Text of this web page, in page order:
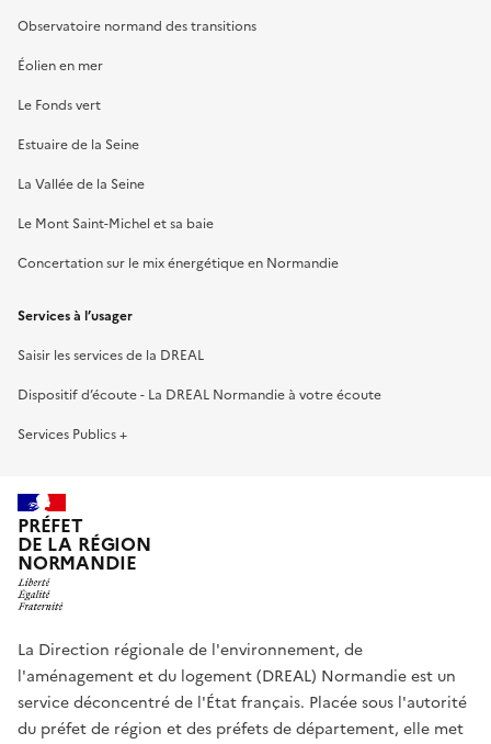
Observatoire normand des transitions
Éolien en mer
Le Fonds vert
Estuaire de la Seine
La Vallée de la Seine
Le Mont Saint-Michel et sa baie
Concertation sur le mix énergétique en Normandie
Services à l’usager
Saisir les services de la DREAL
Dispositif d’écoute - La DREAL Normandie à votre écoute
Services Publics +
PRÉFET
DE LA RÉGION
NORMANDIE
La Direction régionale de l'environnement, de
l'aménagement et du logement (DREAL) Normandie est un
service déconcentré de l'État français. Placée sous l'autorité
du préfet de région et des préfets de département, elle met